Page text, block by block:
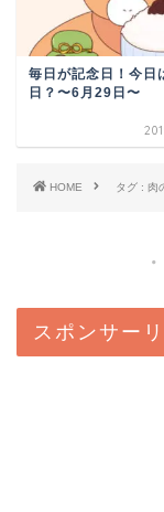
毎日が記念日！今日
日？〜6月29日〜
HOME タグ : 肉
スポンサー